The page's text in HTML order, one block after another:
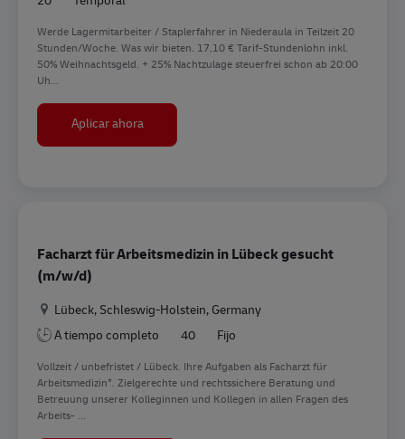
Werde Lagermitarbeiter / Staplerfahrer in Niederaula in Teilzeit 20
Stunden/Woche. Was wir bieten. 17,10 € Tarif-Stundenlohn inkl.
50% Weihnachtsgeld. + 25% Nachtzulage steuerfrei schon ab 20:00
Uh...
Aplicar ahoraStaplerfahrer in Teilzeit (m/w/d)
Facharzt für Arbeitsmedizin in Lübeck gesucht
(m/w/d)
Ubicación
Lübeck, Schleswig-Holstein, Germany
A tiempo completo
40 Fijo
Vollzeit / unbefristet / Lübeck. Ihre Aufgaben als Facharzt für
Arbeitsmedizin*. Zielgerechte und rechtssichere Beratung und
Betreuung unserer Kolleginnen und Kollegen in allen Fragen des
Arbeits- ...